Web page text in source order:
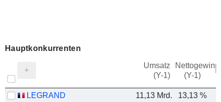
Hauptkonkurrenten
Umsatz
(Y-1)
Nettogewinn
(Y-1)
LEGRAND 11,13 Mrd. 13,13 %